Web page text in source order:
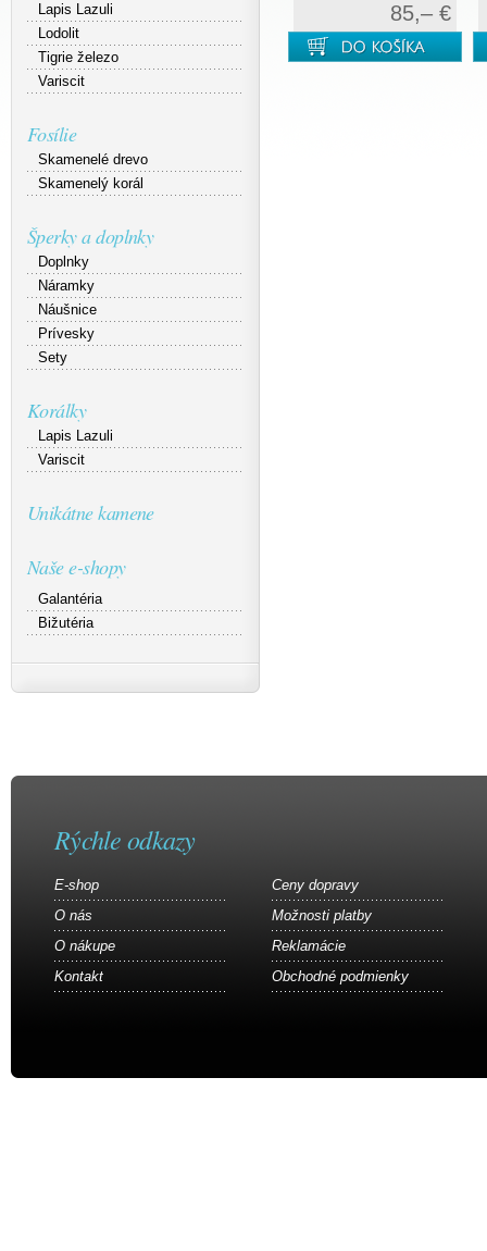
Lapis Lazuli
Lodolit
Tigrie železo
Variscit
Fosílie
Skamenelé drevo
Skamenelý korál
Šperky a doplnky
Doplnky
Náramky
Náušnice
Prívesky
Sety
Korálky
Lapis Lazuli
Variscit
Unikátne kamene
Naše e-shopy
Galantéria
Bižutéria
85,– €
Rýchle odkazy
E-shop
O nás
O nákupe
Kontakt
Ceny dopravy
Možnosti platby
Reklamácie
Obchodné podmienky